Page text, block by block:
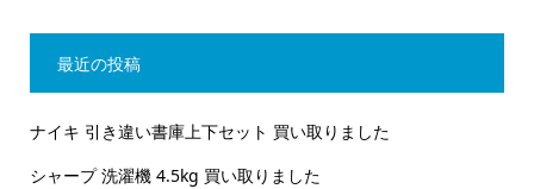
最近の投稿
ナイキ 引き違い書庫上下セット 買い取りました
シャープ 洗濯機 4.5kg 買い取りました